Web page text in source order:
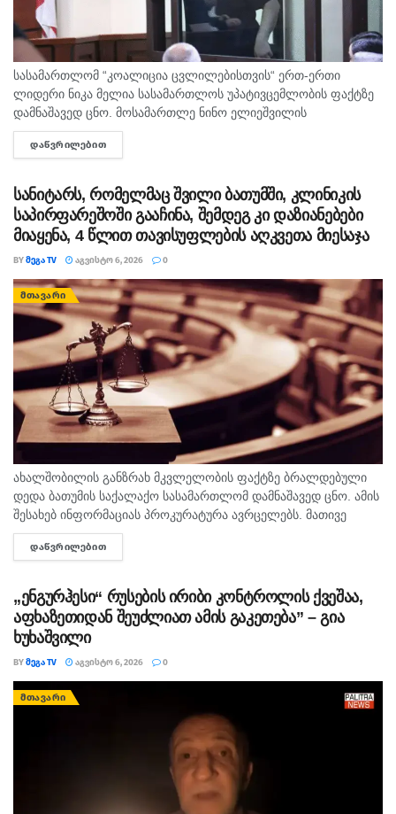
სასამართლომ “კოალიცია ცვლილებისთვის“ ერთ-ერთი
ლიდერი ნიკა მელია სასამართლოს უპატივცემლობის ფაქტზე
დამნაშავედ ცნო. მოსამართლე ნინო ელიეშვილის
გადაწყვეტილებით, ნიკა მელიას 1 წლით და 6 თვით
თავისუფლების აღკვეთა მიესაჯა, თუმცა აღნიშნულმა
ᲓᲐᲬᲕᲠᲘᲚᲔᲑᲘᲗ
სანიტარს, რომელმაც შვილი ბათუმში, კლინიკის
საპირფარეშოში გააჩინა, შემდეგ კი დაზიანებები
მიაყენა, 4 წლით თავისუფლების აღკვეთა მიესაჯა
BYᲛᲔᲒᲐ TV ᲐᲒᲕᲘᲡᲢᲝ 6, 2026 0
ᲛᲗᲐᲕᲐᲠᲘ
ახალშობილის განზრახ მკვლელობის ფაქტზე ბრალდებული
დედა ბათუმის საქალაქო სასამართლომ დამნაშავედ ცნო. ამის
შესახებ ინფორმაციას პროკურატურა ავრცელებს. მათივე
ინფორმაციით, საქმე ეხება, 22 თებერვალს, ბათუმის ერთ-
ერთი კლინიკაში მომხდარ ფაქტს, რა დროსაც კლინიკის ერთ-
ᲓᲐᲬᲕᲠᲘᲚᲔᲑᲘᲗ
„ენგურჰესი“ რუსების ირიბი კონტროლის ქვეშაა,
აფხაზეთიდან შეუძლიათ ამის გაკეთება” – გია
ხუხაშვილი
BYᲛᲔᲒᲐ TV ᲐᲒᲕᲘᲡᲢᲝ 6, 2026 0
ᲛᲗᲐᲕᲐᲠᲘ